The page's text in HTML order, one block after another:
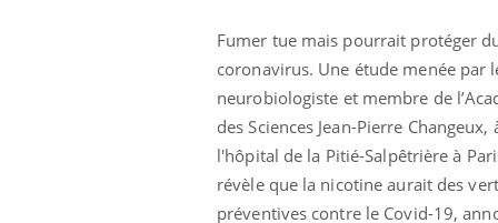
Fumer tue mais pourrait protéger
coronavirus. Une étude menée par
neurobiologiste et membre de
des Sciences Jean-Pierre Changeux,
l'hôpital de la Pitié-Salpêtrière à
révèle que la nicotine aurait des
préventives contre le Covid-19,
carence en fer sont multiples ce qui la rend